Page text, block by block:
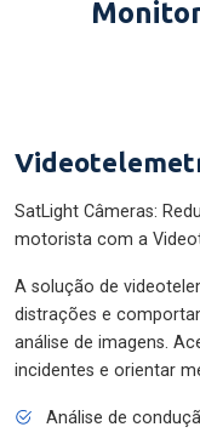
SatLight Câmeras:
motorista com a
A solução de
distrações e
análise de imagens.
incidentes e orientar
Análise de